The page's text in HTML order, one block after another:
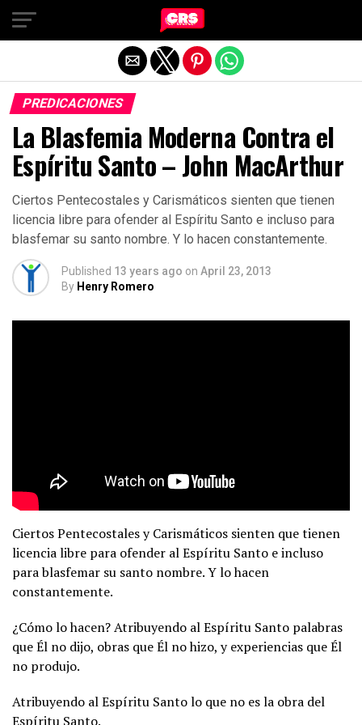
PREDICACIONES
La Blasfemia Moderna Contra el
Espíritu Santo – John MacArthur
Ciertos Pentecostales y Carismáticos sienten que tienen
licencia libre para ofender al Espíritu Santo e incluso para
blasfemar su santo nombre. Y lo hacen constantemente.
Published 13 years ago on April 23, 2013
By Henry Romero
Ciertos Pentecostales y Carismáticos sienten que tienen
licencia libre para ofender al Espíritu Santo e incluso
para blasfemar su santo nombre. Y lo hacen
constantemente.
¿Cómo lo hacen? Atribuyendo al Espíritu Santo palabras
que Él no dijo, obras que Él no hizo, y experiencias que Él
no produjo.
Atribuyendo al Espíritu Santo lo que no es la obra del
Espíritu Santo.
Exit mobile version